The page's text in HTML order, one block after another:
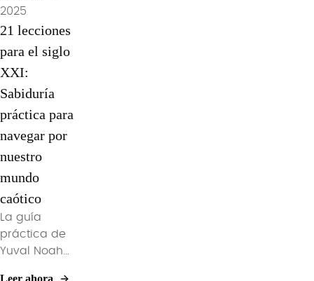
producto,
política o
personal de
2025.
2025
21 lecciones
para el siglo
XXI:
Sabiduría
práctica para
navegar por
nuestro
mundo
caótico
La guía
práctica de
Yuval Noah
Leer ahora